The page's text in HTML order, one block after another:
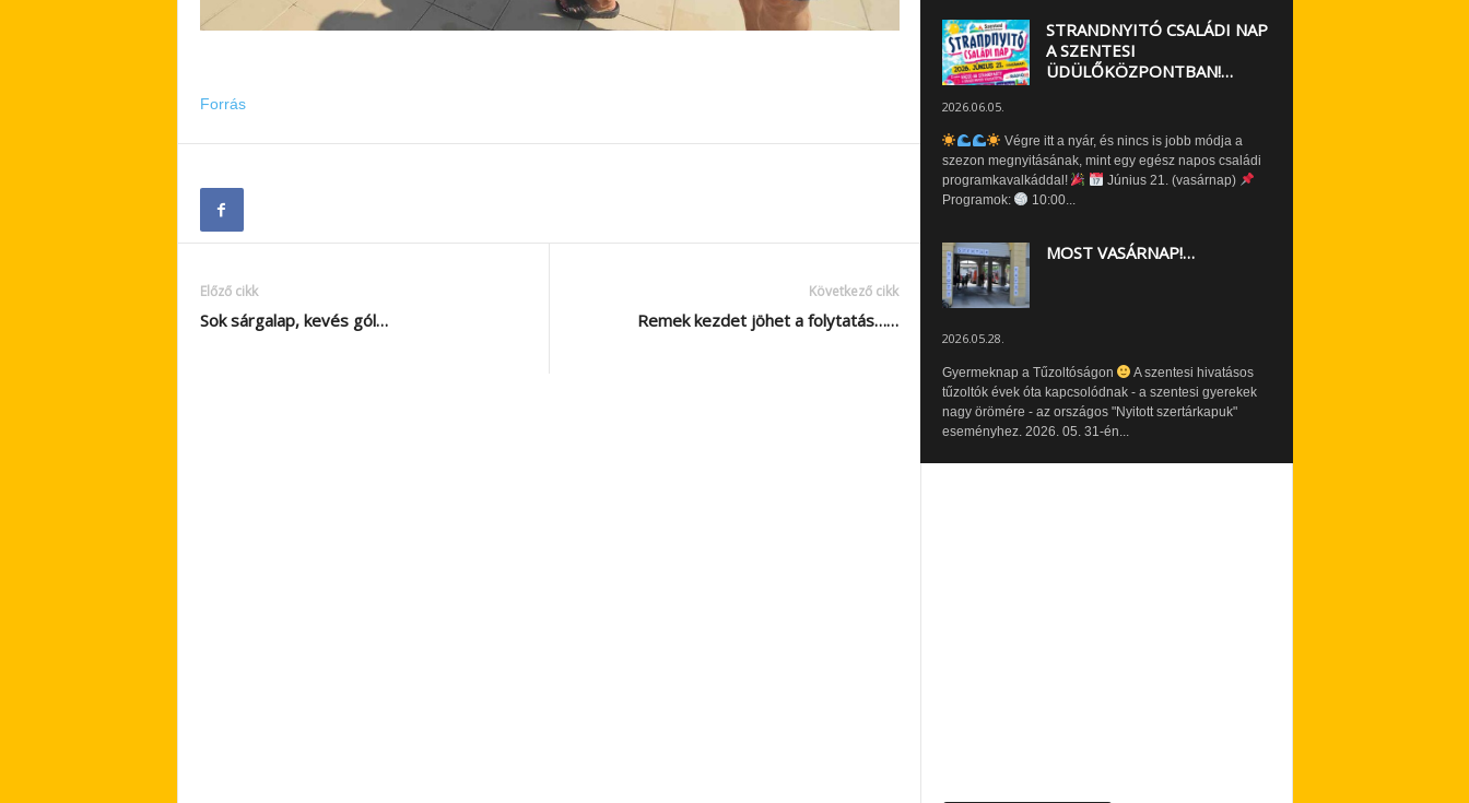
Forrás
Előző cikk
Sok sárgalap, kevés gól…
Következő cikk
Remek kezdet jöhet a folytatás……
STRANDNYITÓ CSALÁDI NAP
A SZENTESI
ÜDÜLŐKÖZPONTBAN!…
2026.06.05.
Végre itt a nyár, és nincs is jobb módja a
szezon megnyitásának, mint egy egész napos családi
programkavalkáddal!
Június 21. (vasárnap)
Programok:
10:00...
MOST VASÁRNAP!…
2026.05.28.
Gyermeknap a Tűzoltóságon
A szentesi hivatásos
tűzoltók évek óta kapcsolódnak - a szentesi gyerekek
nagy örömére - az országos "Nyitott szertárkapuk"
eseményhez. 2026. 05. 31-én...